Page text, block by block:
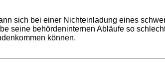
sich bei einer Nichteinladung eines
seine behördeninternen Abläufe so
können.